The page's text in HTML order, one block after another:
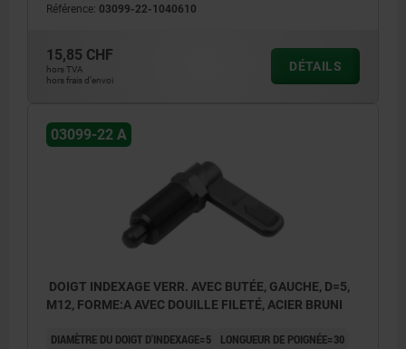
Référence: 03099-22-1040610
15,85 CHF
hors TVA
hors frais d’envoi
DÉTAILS
03099-22 A
DOIGT INDEXAGE VERR. AVEC BUTÉE, GAUCHE, D=5,
M12, FORME:A AVEC DOUILLE FILETÉ, ACIER BRUNI
DIAMÈTRE DU DOIGT D'INDEXAGE=5
LONGUEUR DE POIGNÉE=30